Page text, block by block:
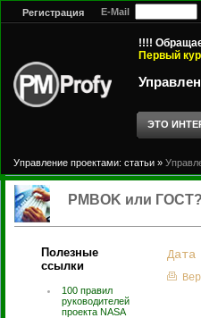
Регистрация E-Mail
!!!!
Первый
ЭТО
Управление проектами: статьи »
PMBOK или ГОСТ?
Полезные
ссылки
100 правил
руководителей
проекта NASA